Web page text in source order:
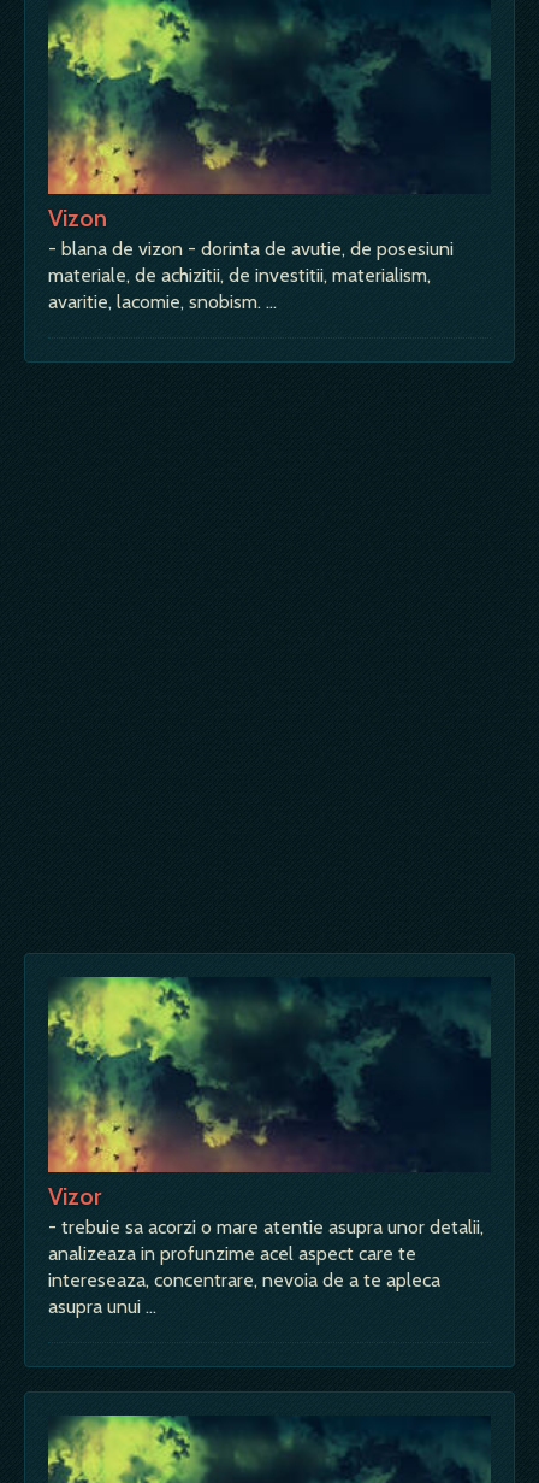
Vizon
- blana de vizon - dorinta de avutie, de posesiuni
materiale, de achizitii, de investitii, materialism,
avaritie, lacomie, snobism. …
Vizor
- trebuie sa acorzi o mare atentie asupra unor detalii,
analizeaza in profunzime acel aspect care te
intereseaza, concentrare, nevoia de a te apleca
asupra unui …